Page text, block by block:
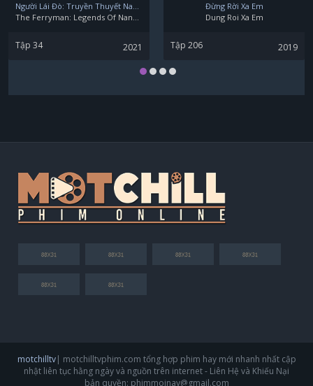
Người Lái Đò: Truyền Thuyết Nam Dương
The Ferryman: Legends Of Nanyang
Tập 34 2021
Đừng Rời Xa Em
Dung Roi Xa Em
Tập 206 2019
motchilltv| motchilltvphim.com tổng hợp phim hay mới nhanh nhất cập
nhật liên tục hằng ngày và nguồn trên internet - Liên Hệ và Khiếu Nại
bản quyền: phimmoinay@gmail.com